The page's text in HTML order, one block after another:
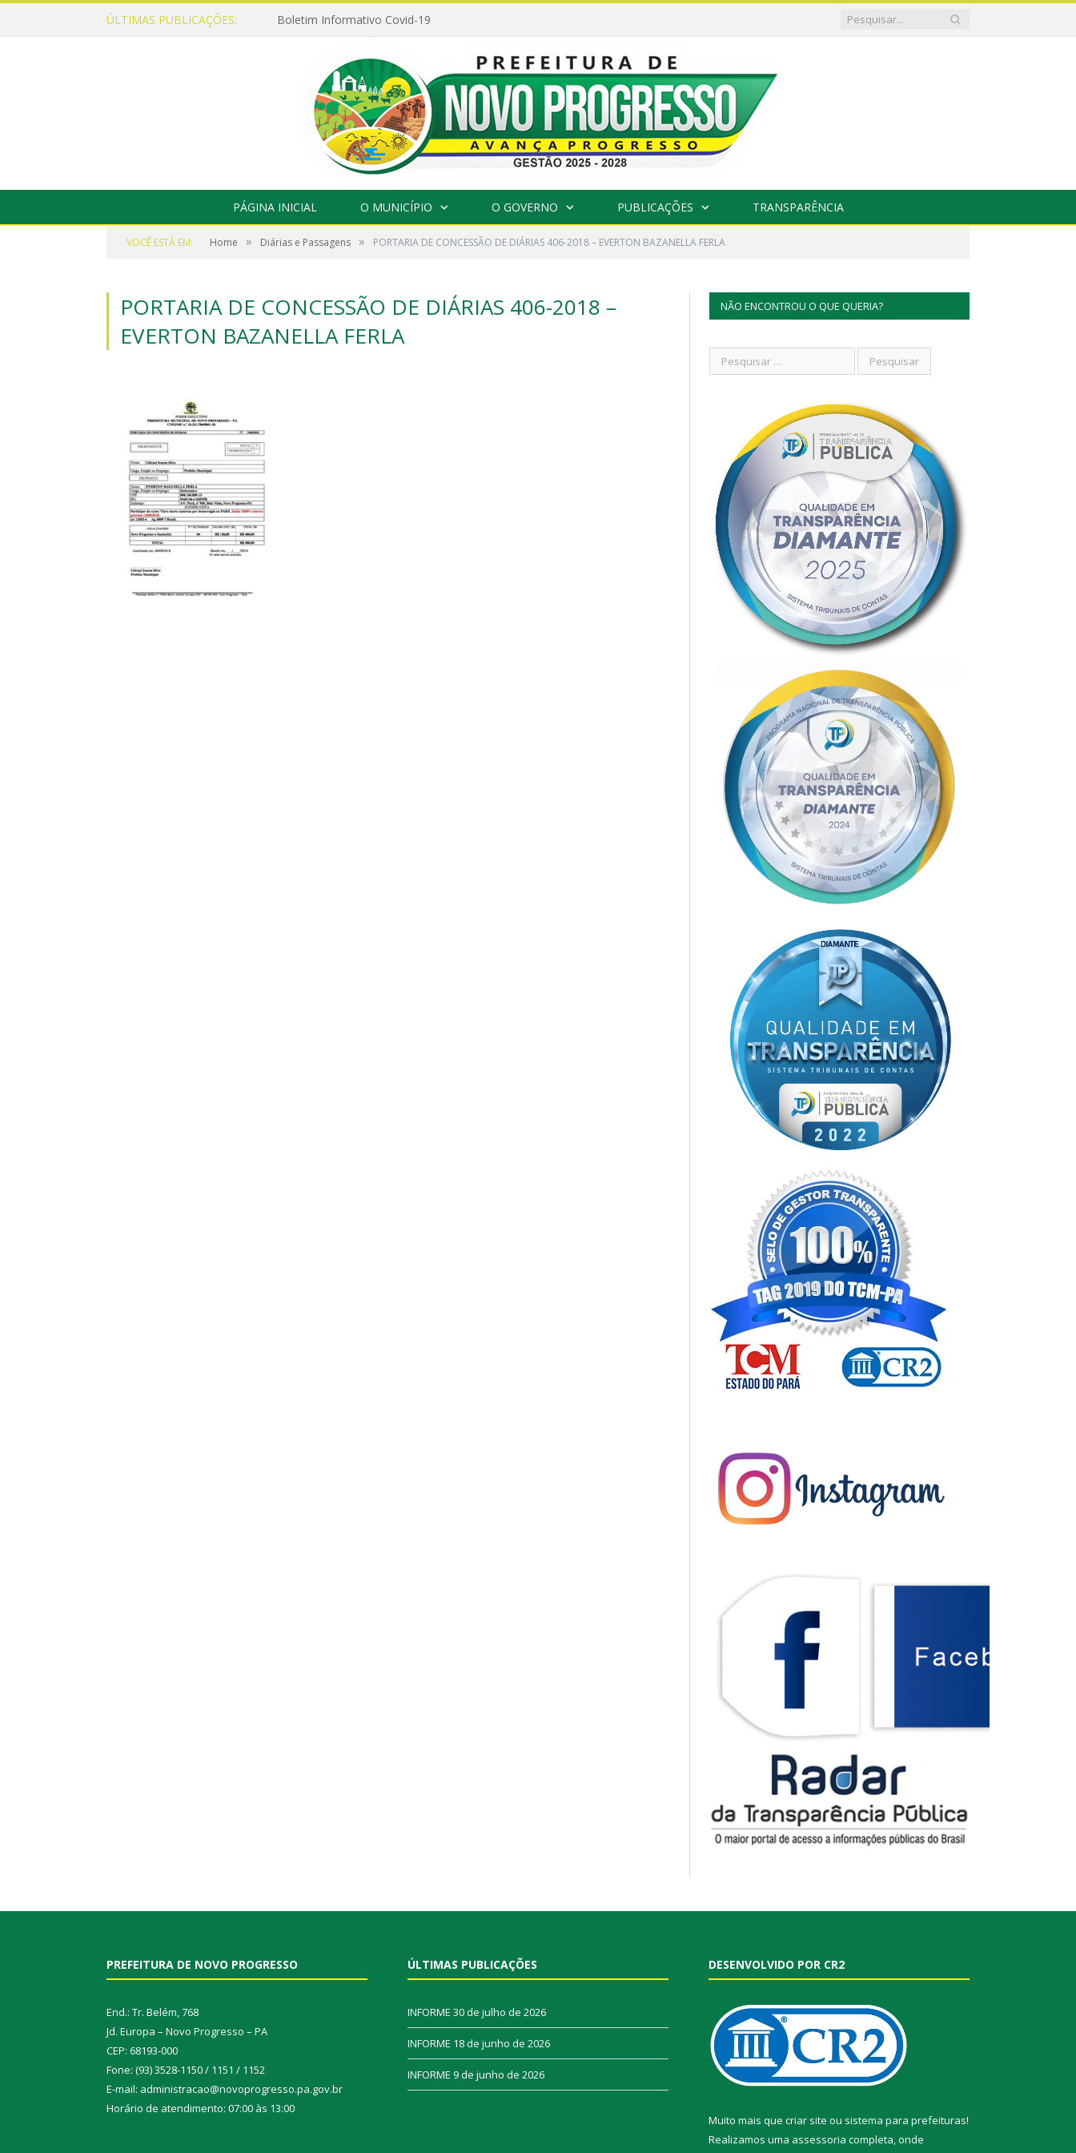
ÚLTIMAS PUBLICAÇÕES: Boletim Informativo Covid-19
PÁGINA INICIAL O MUNICÍPIO O GOVERNO PUBLICAÇÕES TRANSPARÊNCIA
VOCÊ ESTÁ EM: Home » Diárias e Passagens » PORTARIA DE CONCESSÃO DE DIÁRIAS 406-2018 – EVERTON BAZANELLA FERLA
PORTARIA DE CONCESSÃO DE DIÁRIAS 406-2018 –
EVERTON BAZANELLA FERLA
NÃO ENCONTROU O QUE QUERIA?
PREFEITURA DE NOVO PROGRESSO
End.: Tr. Belém, 768
Jd. Europa – Novo Progresso – PA
CEP: 68193-000
Fone: (93) 3528-1150 / 1151 / 1152
E-mail: administracao@novoprogresso.pa.gov.br
Horário de atendimento: 07:00 às 13:00
ÚLTIMAS PUBLICAÇÕES
INFORME 30 de julho de 2026
INFORME 18 de junho de 2026
INFORME 9 de junho de 2026
DESENVOLVIDO POR CR2
Muito mais que criar site ou sistema para prefeituras!
Realizamos uma assessoria completa, onde